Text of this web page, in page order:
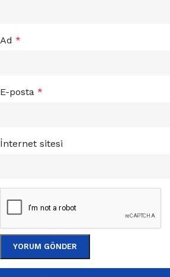
Ad *
E-posta *
İnternet sitesi